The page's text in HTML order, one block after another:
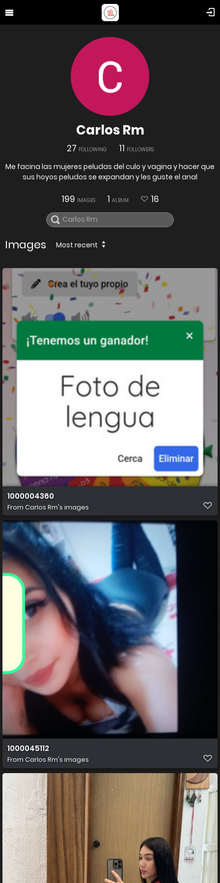
Carlos Rm
27 FOLLOWING 11 FOLLOWERS
Me facina las mujeres peludas del culo y vagina y hacer que
sus hoyos peludos se expandan y les guste el anal
199 IMAGES 1 ALBUM 16
Images Most recent
1000004360
From Carlos Rm's images
1000045112
From Carlos Rm's images